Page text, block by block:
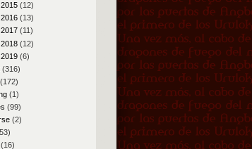
(12)
(13)
(11)
(12)
(6)
(316)
(172)
(1)
(99)
(2)
(16)